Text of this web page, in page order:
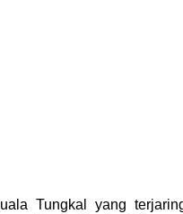
Tungkal yang